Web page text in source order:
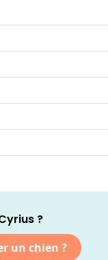
?
un chien ?